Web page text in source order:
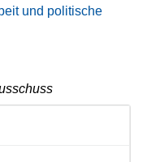
und politische